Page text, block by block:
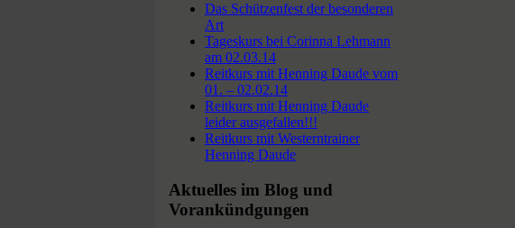
Das Schützenfest der besonderen
Art
Tageskurs bei Corinna Lehmann
am 02.03.14
Reitkurs mit Henning Daude vom
01. – 02.02.14
Reitkurs mit Henning Daude
leider ausgefallen!!!
Reitkurs mit Westerntrainer
Henning Daude
Aktuelles im Blog und
Vorankündgungen